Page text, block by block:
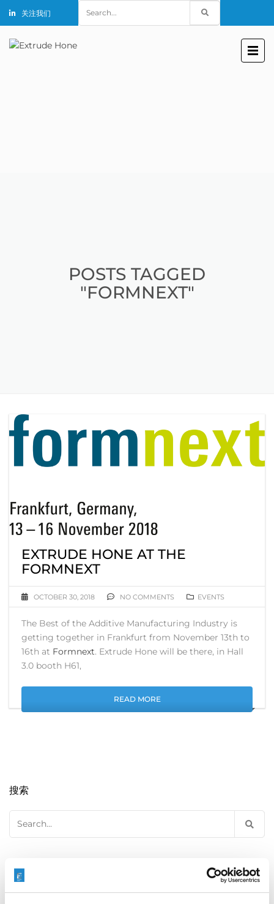
关注我们
for:
POSTS TAGGED
"FORMNEXT"
EXTRUDE HONE AT THE
FORMNEXT
OCTOBER 30, 2018 NO COMMENTS EVENTS
The Best of the Additive Manufacturing Industry is
getting together in Frankfurt from November 13th to
16th at Formnext. Extrude Hone will be there, in Hall
3.0 booth H61,
READ MORE
搜索
for:
最新文章